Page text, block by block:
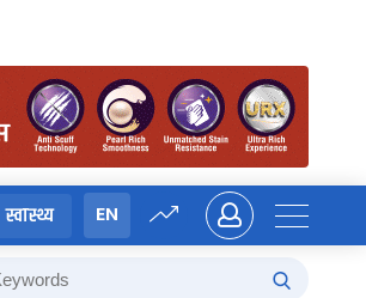
स्वास्थ्य EN